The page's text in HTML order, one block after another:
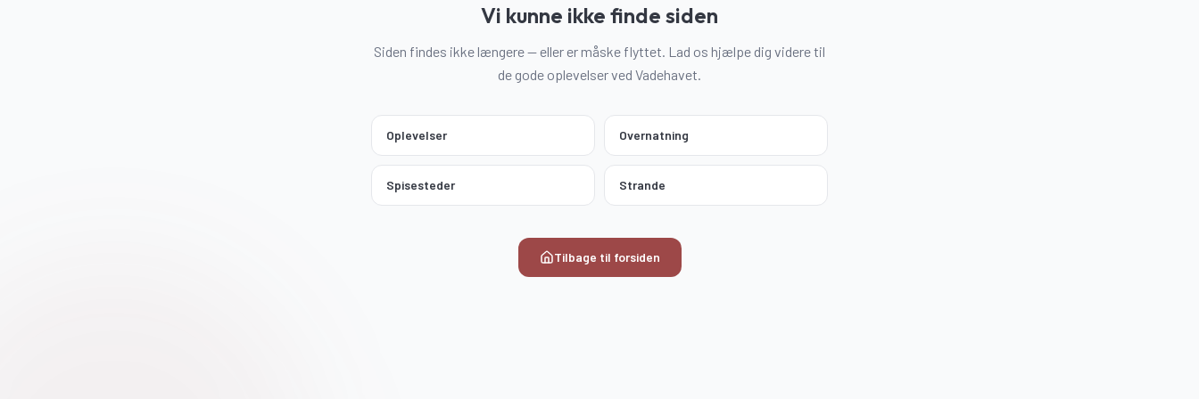
Vi kunne ikke finde siden
Siden findes ikke længere — eller er måske flyttet. Lad os hjælpe dig videre til
de gode oplevelser ved Vadehavet.
Oplevelser Overnatning
Spisesteder Strande
Tilbage til forsiden